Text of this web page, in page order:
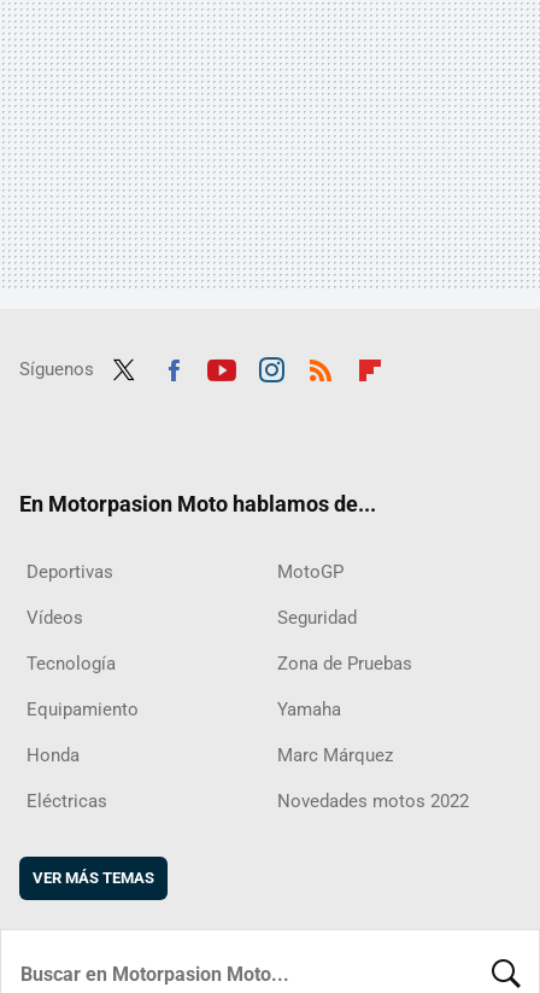
Síguenos
En Motorpasion Moto hablamos de...
Deportivas MotoGP
Vídeos Seguridad
Tecnología Zona de Pruebas
Equipamiento Yamaha
Honda Marc Márquez
Eléctricas Novedades motos 2022
VER MÁS TEMAS